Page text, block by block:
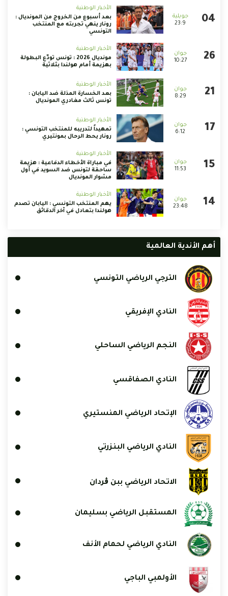
23:9
الأخبار الوطنية
بعد أسبوع من الخروج من المونديال :
رونار ينهي تجربته مع المنتخب
التونسي
10:27
الأخبار الوطنية
مونديال 2026 : تونس تودّع البطولة
بهزيمة أمام هولندا بثلاثية
8:29
الأخبار الوطنية
بعد الخسارة المذلة ضد اليابان :
تونس ثالث مغادري المونديال
6:12
الأخبار الوطنية
تمهيداً لتدريبه للمنتخب التونسي :
رونار يحط الرحال بمونتيري
11:53
الأخبار الوطنية
في مباراة الأخطاء الدفاعية : هزيمة
ساحقة لتونس ضد السويد في أول
مشوار المونديال
23:48
الأخبار الوطنية
يهم المنتخب التونسي : اليابان تصدم
هولندا بتعادل في آخر الدقائق
أهم الأندية العالمية
الترجي الرياضي التونسي
النادي الإفريقي
النجم الرياضي الساحلي
النادي الصفاقسي
الإتحاد الرياضي المنستيري
النادي الرياضي البنزرتي
الاتحاد الرياضي ببن ڨردان
المستقبل الرياضي بسليمان
النادي الرياضي لحمام الأنف
الأولمبي الباجي